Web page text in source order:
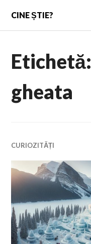
content
CINE ȘTIE?
Etichetă:
gheata
CURIOZITĂȚI